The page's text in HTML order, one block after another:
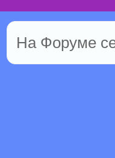
На Форуме